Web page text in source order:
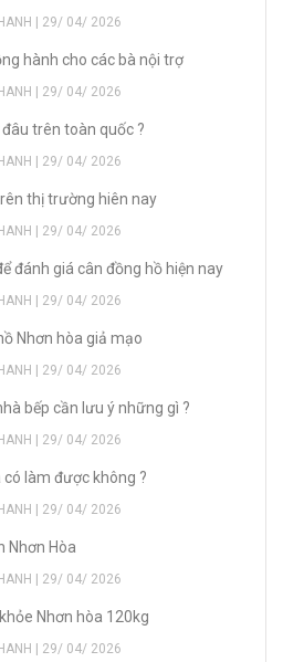
| 29/ 04/ 2026
hành cho các bà nội trợ
| 29/ 04/ 2026
trên toàn quốc ?
| 29/ 04/ 2026
thị trường hiên nay
| 29/ 04/ 2026
đánh giá cân đồng hồ hiện nay
| 29/ 04/ 2026
Nhơn hòa giả mạo
| 29/ 04/ 2026
bếp cần lưu ý những gì ?
| 29/ 04/ 2026
làm được không ?
| 29/ 04/ 2026
Nhơn Hòa
| 29/ 04/ 2026
Nhơn hòa 120kg
| 29/ 04/ 2026